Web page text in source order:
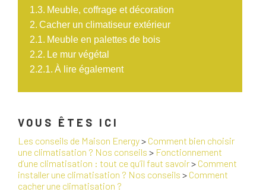
Meuble, coffrage et décoration
Cacher un climatiseur extérieur
Meuble en palettes de bois
Le mur végétal
À lire également
VOUS ÊTES ICI
Les conseils de Maison Energy> Comment bien choisir
une climatisation ? Nos conseils > Fonctionnement
d’une climatisation : tout ce qu’il faut savoir> Comment
installer une climatisation ? Nos conseils > Comment
cacher une climatisation ?